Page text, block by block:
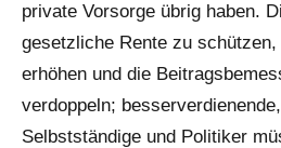
private Vorsorge übrig haben.
gesetzliche Rente zu
erhöhen und die
verdoppeln;
Selbstständige und Politiker